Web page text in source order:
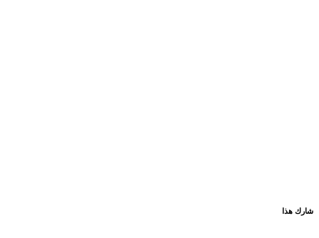
شارك هذا